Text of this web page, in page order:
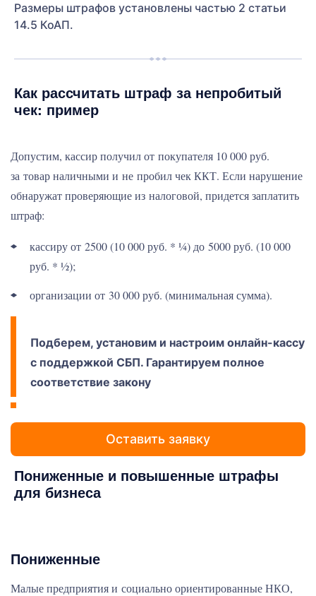
Размеры штрафов установлены частью 2 статьи
14.5 КоАП.
Как рассчитать штраф за непробитый
чек: пример
Допустим, кассир получил от покупателя 10 000 руб.
за товар наличными и не пробил чек ККТ. Если нарушение
обнаружат проверяющие из налоговой, придется заплатить
штраф:
кассиру от 2500 (10 000 руб. * ¼) до 5000 руб. (10 000
руб. * ½);
организации от 30 000 руб. (минимальная сумма).
Подберем, установим и настроим онлайн-кассу
с поддержкой СБП. Гарантируем полное
соответствие закону
Оставить заявку
Пониженные и повышенные штрафы
для бизнеса
Пониженные
Малые предприятия и социально ориентированные НКО,